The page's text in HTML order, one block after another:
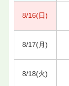
8/16(日)
8/17(月)
8/18(火)